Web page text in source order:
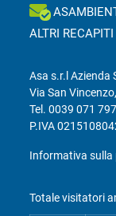
ALTRI RECAPITI
Asa s.r.l Azienda
Via San
Tel.0039 071
P.IVA
Informativa sulla
Totale visitatori